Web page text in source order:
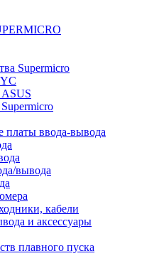
Supermicro
ввода-вывода
вывода
кабели
и аксессуары
плавного пуска